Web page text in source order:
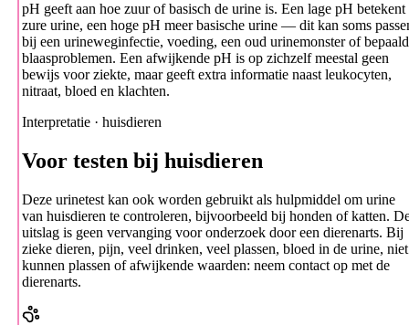
pH geeft aan hoe zuur of basisch de urine is. Een lage pH betekent
zure urine, een hoge pH meer basische urine — dit kan soms
bij een urineweginfectie, voeding, een oud urinemonster of
blaasproblemen. Een afwijkende pH is op zichzelf meestal geen
bewijs voor ziekte, maar geeft extra informatie naast leukocyten,
nitraat, bloed en klachten.
Interpretatie · huisdieren
Voor testen bij huisdieren
Deze urinetest kan ook worden gebruikt als hulpmiddel om urine
van huisdieren te controleren, bijvoorbeeld bij honden of katten.
uitslag is geen vervanging voor onderzoek door een dierenarts. Bij
zieke dieren, pijn, veel drinken, veel plassen, bloed in de urine, niet
kunnen plassen of afwijkende waarden: neem contact op met de
dierenarts.